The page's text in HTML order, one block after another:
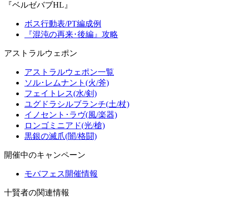
『ベルゼバブHL』
ボス行動表/PT編成例
『混沌の再来･後編』攻略
アストラルウェポン
アストラルウェポン一覧
ソル･レムナント(火/斧)
フェイトレス(水/剣)
ユグドラシルブランチ(土/杖)
イノセント･ラヴ(風/楽器)
ロンゴミニアド(光/槍)
黒銀の滅爪(闇/格闘)
開催中のキャンペーン
モバフェス開催情報
十賢者の関連情報